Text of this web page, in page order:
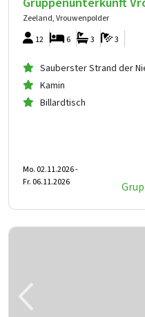
Zeeland, Vrouwenpolder
12 3
3
6
Sauberster Strand der
Kamin
Billardtisch
Mo. 02.11.2026 -
Fr. 06.11.2026